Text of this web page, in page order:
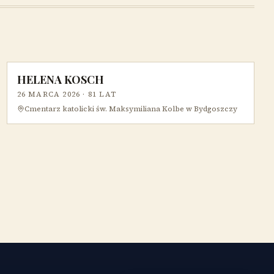
HELENA KOSCH
26 MARCA 2026 · 81 LAT
Cmentarz katolicki św. Maksymiliana Kolbe w Bydgoszczy